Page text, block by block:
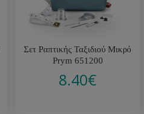
Σετ Ραπτικής Ταξιδιού Μικρό
Prym 651200
8.40€